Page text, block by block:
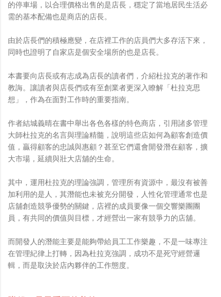
的停車場，以合理價格出售的是店長，穩定了當地居民生活必
需的基本配備也是商店的店長。
由於店長們的積極應變，在店裡工作的店員們大多存活下來，
同時也證明了自家店是個安全場所的也是店長。
本書要向店長或有志成為店長的讀者們，介紹杜拉克的著作和
教誨。讓讀者與店長們或有至創業者更深入瞭解「杜拉克思
想」，作為在面對工作時的重要指南。
作者結城義晴在書中舉出各色各樣的特色商店，引用諸多管理
大師杜拉克的名言與理論精髓，說明這些店如何為顧客創造價
值，贏得顧客的忠誠與惠顧？甚至它們還會開發潛在顧客，擴
大市場，延續與壯大店舖的生命。
其中，運用杜拉克的理論強調，管理所有資源中，最沒有被善
加利用的是人，其潛能也未被充分開發，人性化管理通常也是
店舖創造競爭優勢的關鍵，店裡的成員要像一個交響樂團團
員，有共同的價值與目標，才經營出一家有競爭力的店舖。
而開發人的潛能主要是能夠帶給員工工作樂趣，不是一味專注
在管理紀律上打轉，因為杜拉克強調，成功不是死守經營邏
輯，而是取決於店內夥伴的工作態度。